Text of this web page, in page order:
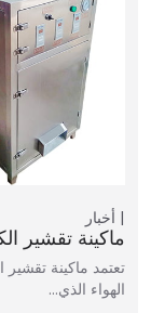
أخبار
ماكينة تقشير
تعتمد ماكينة تقشير
الهواء الذي…